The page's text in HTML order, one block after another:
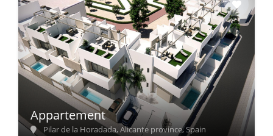
Appartement
Pilar de la Horadada, Alicante province, Spain